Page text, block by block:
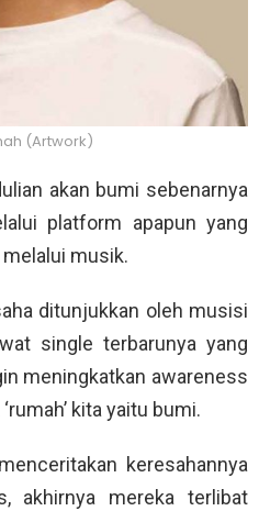
(Artwork)
akan bumi sebenarnya
platform apapun yang
melalui musik.
ditunjukkan oleh musisi
single terbarunya yang
meningkatkan awareness
kita yaitu bumi.
keresahannya
akhirnya mereka terlibat